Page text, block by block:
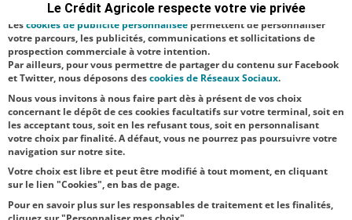
Solidarité
Soutien
Territoire
NOS
ACTUALITÉS
TOUTES NOS ACTUALITÉS
Le Crédit Agricole respecte votre vie privée
satisfaction facultatifs.
Lescookies de publicité personnalisée permettent de personnaliser
votre parcours, les publicités, communications et sollicitations de
prospection commerciale à votre intention.
Par ailleurs, pour vous permettre de partager du contenu sur Facebook
et Twitter, nous déposons descookies de Réseaux Sociaux.
Nous vous invitons à nous faire part dès à présent de vos choix
concernant le dépôt de ces cookies facultatifs sur votre terminal, soit en
les acceptant tous, soit en les refusant tous, soit en personnalisant
votre choix par finalité. A défaut, vous ne pourrez pas poursuivre votre
navigation sur notre site.
Votre choix est libre et peut être modifié à tout moment, en cliquant
sur le lien "Cookies", en bas de page.
Pour en savoir plus sur les responsables de traitement et les finalités,